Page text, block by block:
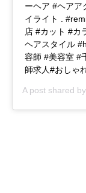
ーヘア #ヘアア
イライト .
店 #カット #カ
ヘアスタイル
容師 #美容室 #
師求人#おしゃ
A post shared by